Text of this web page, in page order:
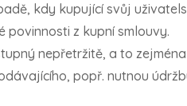
kdy kupující svůj
povinnosti z kupní smlouvy.
nepřetržitě, a to
popř. nutnou